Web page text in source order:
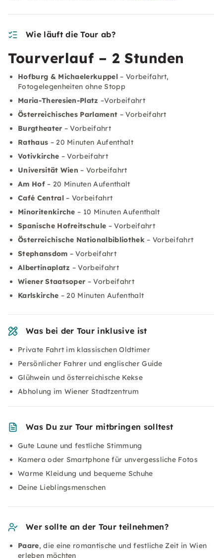
Wie läuft die Tour ab?
Tourverlauf – 2 Stunden
Hofburg & Michaelerkuppel – Vorbeifahrt,
Fotogelegenheiten ohne Stopp
Maria-Theresien-Platz –Vorbeifahrt
Österreichisches Parlament – Vorbeifahrt
Burgtheater – Vorbeifahrt
Rathaus – 20 Minuten Aufenthalt
Votivkirche – Vorbeifahrt
Universität Wien – Vorbeifahrt
Am Hof– 20 Minuten Aufenthalt
Café Central– Vorbeifahrt
Minoritenkirche – 10 Minuten Aufenthalt
Spanische Hofreitschule – Vorbeifahrt
Österreichische Nationalbibliothek– Vorbeifahrt
Stephansdom – Vorbeifahrt
Albertinaplatz – Vorbeifahrt
Wiener Staatsoper – Vorbeifahrt
Karlskirche – 20 Minuten Aufenthalt
Was bei der Tour inklusive ist
Private Fahrt im klassischen Oldtimer
Persönlicher Fahrer und englischer Guide
Glühwein und österreichische Kekse
Abholung im Wiener Stadtzentrum
Was Du zur Tour mitbringen solltest
Gute Laune und festliche Stimmung
Kamera oder Smartphone für unvergessliche Fotos
Warme Kleidung und bequeme Schuhe
Deine Lieblingsmenschen
Wer sollte an der Tour teilnehmen?
Paare, die eine romantische und festliche Zeit in Wien
erleben möchten